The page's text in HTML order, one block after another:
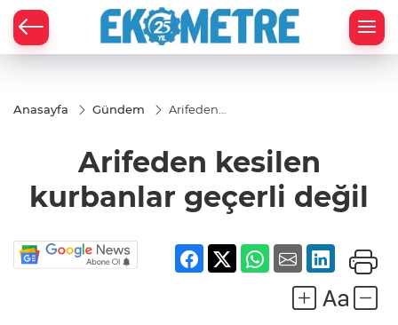
Anasayfa Gündem
Arifeden
değil
Arifeden kesilen
kurbanlar geçerli değil